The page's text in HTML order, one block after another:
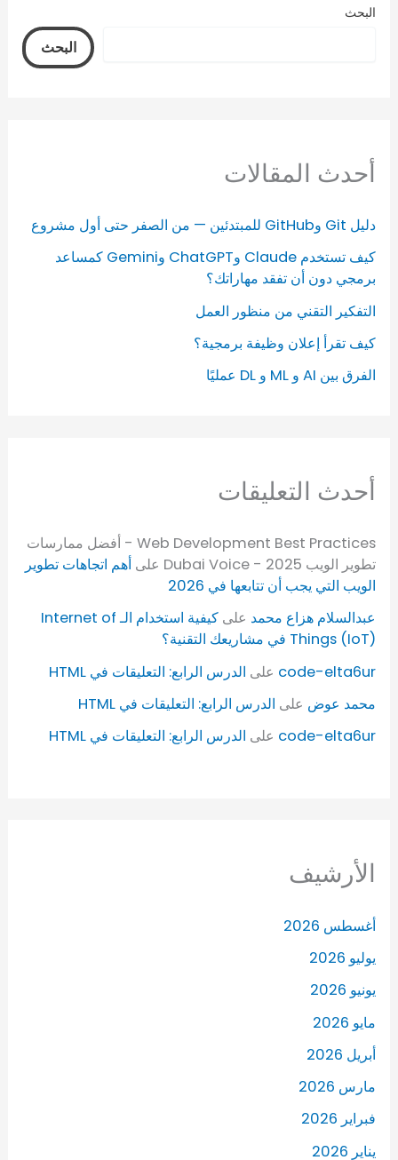
البحث
البحث
أحدث المقالات
دليل Git وGitHub للمبتدئين — من الصفر حتى أول مشروع
كيف تستخدم Claude وChatGPT وGemini كمساعد
برمجي دون أن تفقد مهاراتك؟
التفكير التقني من منظور العمل
كيف تقرأ إعلان وظيفة برمجية؟
الفرق بين AI و ML و DL عمليًا
أحدث التعليقات
Web Development Best Practices - أفضل ممارسات
تطوير الويب 2025 - Dubai Voice
علىأهم اتجاهات تطوير
الويب التي يجب أن تتابعها في 2026
عبدالسلام هزاع محمد على
كيفية استخدام الـ Internet of
Things (IoT) في مشاريعك التقنية؟
code-elta6ur على الدرس الرابع: التعليقات في HTML
محمد عوض على الدرس الرابع: التعليقات في HTML
code-elta6ur على الدرس الرابع: التعليقات في HTML
الأرشيف
أغسطس 2026
يوليو 2026
يونيو 2026
مايو 2026
أبريل 2026
مارس 2026
فبراير 2026
يناير 2026